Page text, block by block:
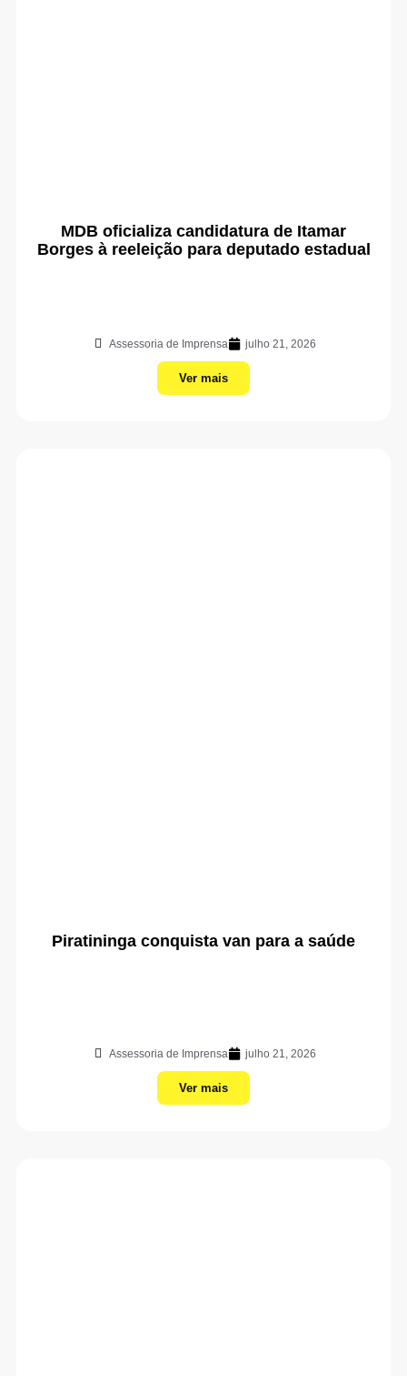
MDB oficializa candidatura de Itamar
Borges à reeleição para deputado estadual
Assessoria de Imprensa julho 21, 2026
Ver mais
Piratininga conquista van para a saúde
Assessoria de Imprensa julho 21, 2026
Ver mais